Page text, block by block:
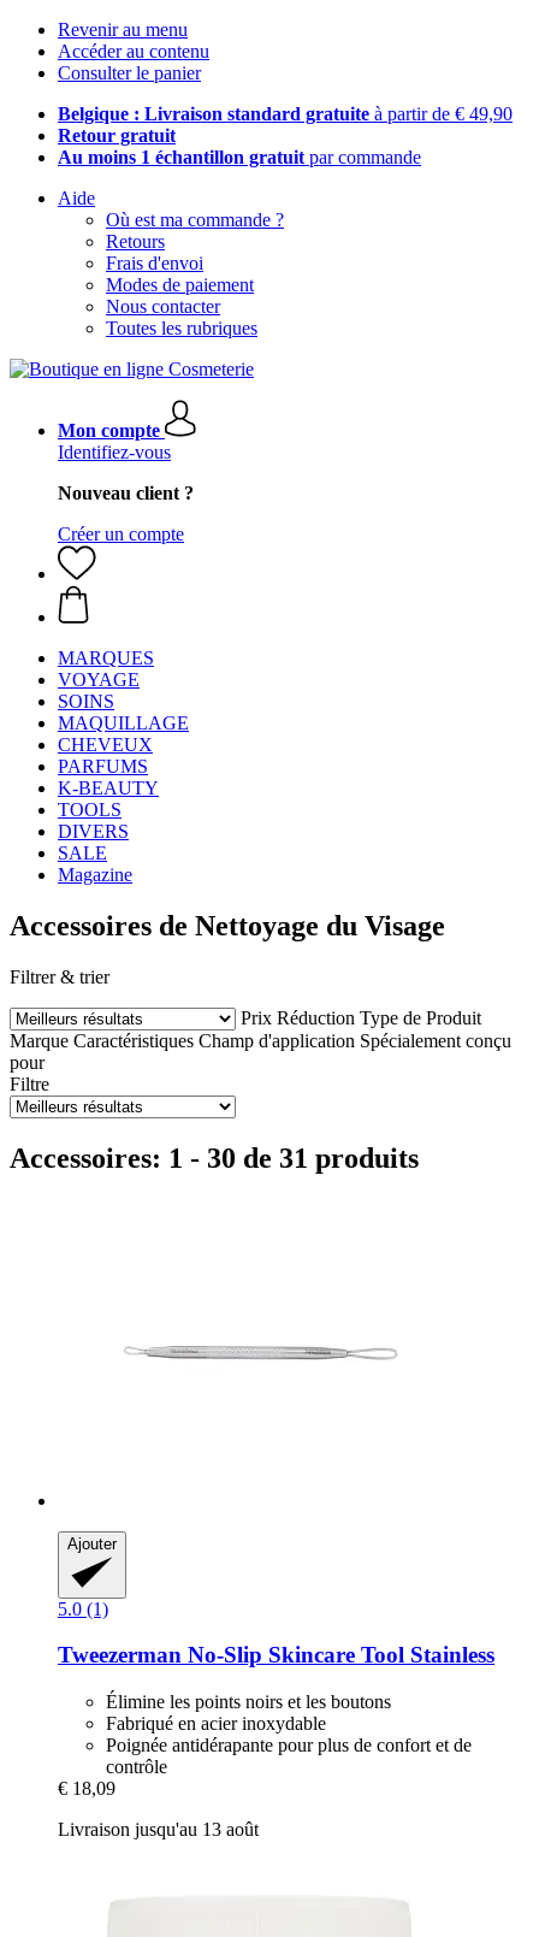
Revenir au menu
Accéder au contenu
Consulter le panier
Belgique : Livraison standard gratuite à partir de € 49,90
Retour gratuit
Au moins 1 échantillon gratuit par commande
Aide
Où est ma commande ?
Retours
Frais d'envoi
Modes de paiement
Nous contacter
Toutes les rubriques
Mon compte
Identifiez-vous
Nouveau client ?
Créer un compte
MARQUES
VOYAGE
SOINS
MAQUILLAGE
CHEVEUX
PARFUMS
K-BEAUTY
TOOLS
DIVERS
SALE
Magazine
Accessoires de Nettoyage du Visage
Filtrer & trier
Prix Réduction Type de Produit
Marque Caractéristiques Champ d'application Spécialement conçu
pour
Filtre
Accessoires: 1 - 30 de 31 produits
Ajouter
5.0 (1)
Tweezerman No-​Slip Skincare Tool Stainless
Élimine les points noirs et les boutons
Fabriqué en acier inoxydable
Poignée antidérapante pour plus de confort et de
contrôle
€ 18,09
Livraison jusqu'au 13 août